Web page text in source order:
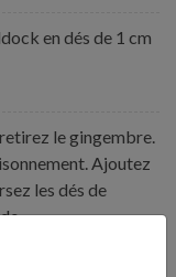
en dés de 1 cm
le gingembre.
Ajoutez
les dés de